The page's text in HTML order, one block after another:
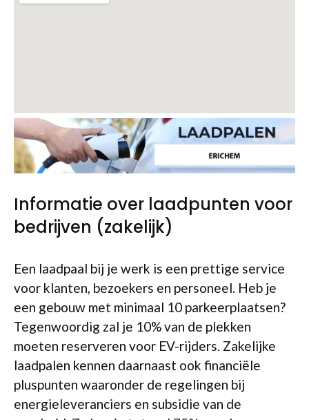
Informatie over laadpunten voor
bedrijven (zakelijk)
Een laadpaal bij je werk is een prettige service
voor klanten, bezoekers en personeel. Heb je
een gebouw met minimaal 10 parkeerplaatsen?
Tegenwoordig zal je 10% van de plekken
moeten reserveren voor EV-rijders. Zakelijke
laadpalen kennen daarnaast ook financiële
pluspunten waaronder de regelingen bij
energieleveranciers en subsidie van de